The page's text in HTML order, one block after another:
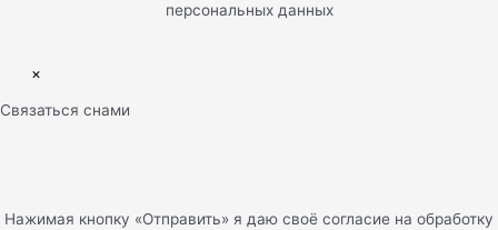
персональных данных
×
Связаться снами
Нажимая кнопку «Отправить» я даю своё согласие на обработку